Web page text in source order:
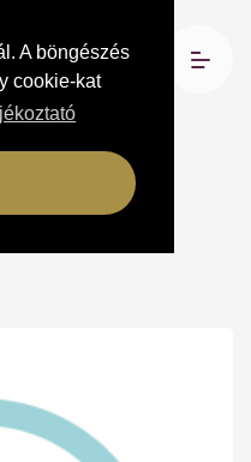
A böngészés
cookie-kat